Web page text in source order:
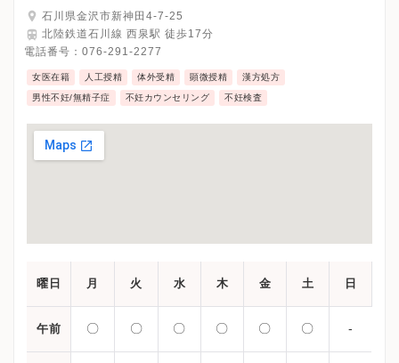
石川県金沢市新神田4-7-25
北陸鉄道石川線 西泉駅 徒歩17分
電話番号： 076-291-2277
女医在籍 人工授精 体外受精 顕微授精 漢方処方
男性不妊/無精子症 不妊カウンセリング 不妊検査
曜日 月 火 水 木 金 土 日
午前 〇 〇 〇 〇 〇 〇 -